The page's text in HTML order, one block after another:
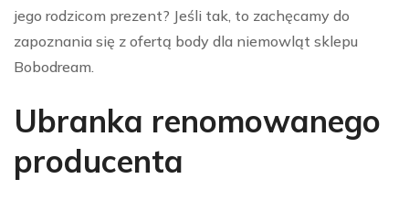
jego rodzicom prezent? Jeśli tak, to zachęcamy do
zapoznania się z ofertą body dla niemowląt sklepu
Bobodream.
Ubranka renomowanego
producenta